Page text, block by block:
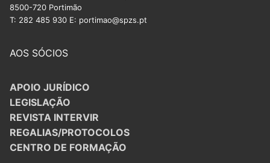
8500-720 Portimão
T: 282 485 930 E: portimao@spzs.pt
AOS SÓCIOS
APOIO JURÍDICO
LEGISLAÇÃO
REVISTA INTERVIR
REGALIAS/PROTOCOLOS
CENTRO DE FORMAÇÃO